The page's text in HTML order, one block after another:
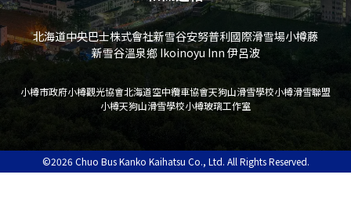
北海道中央巴士株式會社新雪谷安努普利國際滑雪場小樽藤
新雪谷溫泉鄉 Ikoinoyu Inn 伊呂波
小樽市政府小樽觀光協會北海道空中纜車協會天狗山滑雪學校小樽滑雪聯盟
小樽天狗山滑雪學校小樽玻璃工作室
©2026 Chuo Bus Kanko Kaihatsu Co., Ltd. All Rights Reserved.